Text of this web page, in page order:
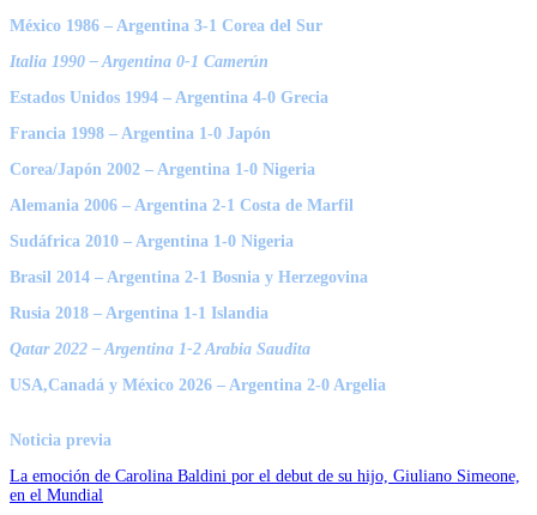
México 1986 – Argentina 3-1 Corea del Sur
Italia 1990 – Argentina 0-1 Camerún
Estados Unidos 1994 – Argentina 4-0 Grecia
Francia 1998 – Argentina 1-0 Japón
Corea/Japón 2002 – Argentina 1-0 Nigeria
Alemania 2006 – Argentina 2-1 Costa de Marfil
Sudáfrica 2010 – Argentina 1-0 Nigeria
Brasil 2014 – Argentina 2-1 Bosnia y Herzegovina
Rusia 2018 – Argentina 1-1 Islandia
Qatar 2022 – Argentina 1-2 Arabia Saudita
USA,Canadá y México 2026 – Argentina 2-0 Argelia
Noticia previa
La emoción de Carolina Baldini por el debut de su hijo, Giuliano Simeone,
en el Mundial